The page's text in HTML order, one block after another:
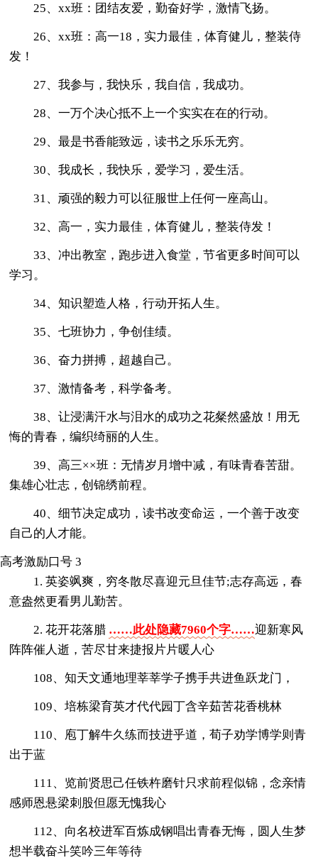
25、xx班：团结友爱，勤奋好学，激情飞扬。
26、xx班：高一18，实力最佳，体育健儿，整装侍
发！
27、我参与，我快乐，我自信，我成功。
28、一万个决心抵不上一个实实在在的行动。
29、最是书香能致远，读书之乐乐无穷。
30、我成长，我快乐，爱学习，爱生活。
31、顽强的毅力可以征服世上任何一座高山。
32、高一，实力最佳，体育健儿，整装侍发！
33、冲出教室，跑步进入食堂，节省更多时间可以
学习。
34、知识塑造人格，行动开拓人生。
35、七班协力，争创佳绩。
36、奋力拼搏，超越自己。
37、激情备考，科学备考。
38、让浸满汗水与泪水的成功之花粲然盛放！用无
悔的青春，编织绮丽的人生。
39、高三××班：无情岁月增中减，有味青春苦甜。
集雄心壮志，创锦绣前程。
40、细节决定成功，读书改变命运，一个善于改变
自己的人才能。
高考激励口号 3
1. 英姿飒爽，穷冬散尽喜迎元旦佳节;志存高远，春
意盎然更看男儿勤苦。
2. 花开花落腊 ……此处隐藏7960个字……迎新寒风
阵阵催人逝，苦尽甘来捷报片片暖人心
108、知天文通地理莘莘学子携手共进鱼跃龙门，
109、培栋梁育英才代代园丁含辛茹苦花香桃林
110、庖丁解牛久练而技进乎道，荀子劝学博学则青
出于蓝
111、览前贤思己任铁杵磨针只求前程似锦，念亲情
感师恩悬梁刺股但愿无愧我心
112、向名校进军百炼成钢唱出青春无悔，圆人生梦
想半载奋斗笑吟三年等待